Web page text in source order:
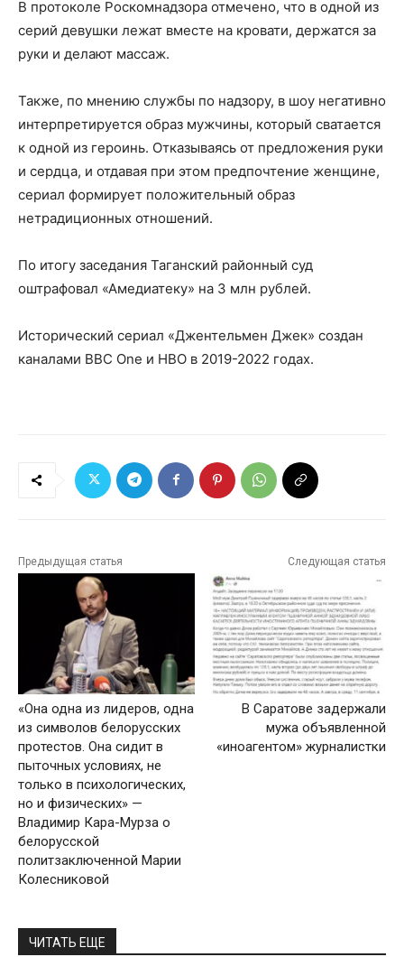
В протоколе Роскомнадзора отмечено, что в одной из
серий девушки лежат вместе на кровати, держатся за
руки и делают массаж.
Также, по мнению службы по надзору, в шоу негативно
интерпретируется образ мужчины, который сватается
к одной из героинь. Отказываясь от предложения руки
и сердца, и отдавая при этом предпочтение женщине,
сериал формирует положительный образ
нетрадиционных отношений.
По итогу заседания Таганский районный суд
оштрафовал «Амедиатеку» на 3 млн рублей.
Исторический сериал «Джентельмен Джек» создан
каналами BBC One и HBO в 2019-2022 годах.
Предыдущая статья
«Она одна из лидеров, одна
из символов белорусских
протестов. Она сидит в
пыточных условиях, не
только в психологических,
но и физических» —
Владимир Кара-Мурза о
белорусской
политзаключенной Марии
Колесниковой
Следующая статья
В Саратове задержали
мужа объявленной
«иноагентом» журналистки
ЧИТАТЬ ЕЩЕ